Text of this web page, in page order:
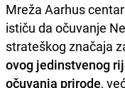
Mreža Aarhus
ističu da očuvanje
strateškog značaja
ovog jedinstvenog
očuvanja prirode,